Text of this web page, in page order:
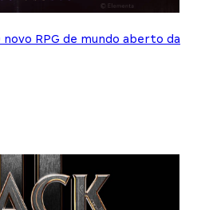
novo RPG de mundo aberto da